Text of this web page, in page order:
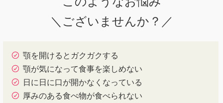
＼ございませんか？／
顎を開けるとガクガクする
顎が気になって食事を楽しめない
日に日に口が開かなくなっている
厚みのある食べ物が食べられない